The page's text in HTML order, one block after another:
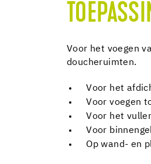
Voor het voegen
doucheruimten.
Voor het
Voor voegen
Voor het
Voor
Op wand- en